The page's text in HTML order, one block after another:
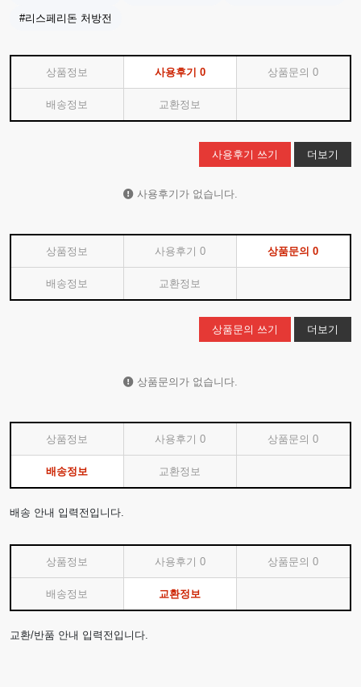
#리스페리돈 처방전
상품정보 사용후기 0 상품문의0
배송정보 교환정보
사용후기 쓰기 더보기
사용후기가 없습니다.
상품정보 사용후기 0 상품문의0
배송정보 교환정보
상품문의 쓰기 더보기
상품문의가 없습니다.
상품정보 사용후기 0 상품문의0
배송정보 교환정보
배송 안내 입력전입니다.
상품정보 사용후기 0 상품문의0
배송정보 교환정보
교환/반품 안내 입력전입니다.